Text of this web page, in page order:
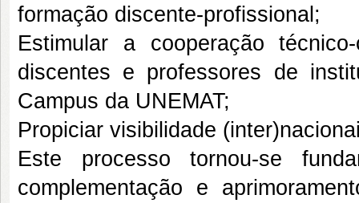
formação discente-profissional;
Estimular a cooperação
discentes e professores de
Campus da UNEMAT;
Propiciar visibilidade
Este processo tornou-se
complementação e